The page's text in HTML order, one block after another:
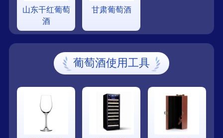
山东干红葡萄
酒
甘肃葡萄酒
葡萄酒使用工具